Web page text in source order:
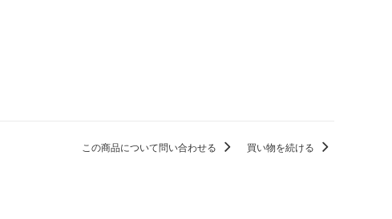
この商品について問い合わせる 買い物を続ける